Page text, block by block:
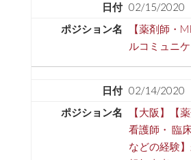
02/15/2020
【薬剤師・
ルコミュニ
02/14/2020
【大阪】【
看護師・ 臨
などの経験